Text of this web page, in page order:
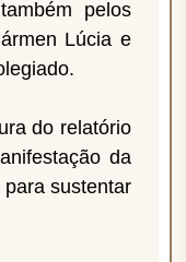
pelos
Lúcia e
do relatório
da
sustentar